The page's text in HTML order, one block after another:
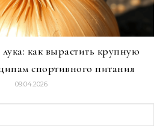
как вырастить крупную
спортивного питания
09.04.2026